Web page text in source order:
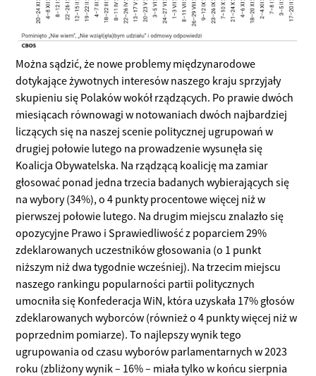
Można sądzić, że nowe problemy międzynarodowe
dotykające żywotnych interesów naszego kraju sprzyjały
skupieniu się Polaków wokół rządzących. Po prawie dwóch
miesiącach równowagi w notowaniach dwóch najbardziej
liczących się na naszej scenie politycznej ugrupowań w
drugiej połowie lutego na prowadzenie wysunęła się
Koalicja Obywatelska. Na rządzącą koalicję ma zamiar
głosować ponad jedna trzecia badanych wybierających się
na wybory (34%), o 4 punkty procentowe więcej niż w
pierwszej połowie lutego. Na drugim miejscu znalazło się
opozycyjne Prawo i Sprawiedliwość z poparciem 29%
zdeklarowanych uczestników głosowania (o 1 punkt
niższym niż dwa tygodnie wcześniej). Na trzecim miejscu
naszego rankingu popularności partii politycznych
umocniła się Konfederacja WiN, która uzyskała 17% głosów
zdeklarowanych wyborców (również o 4 punkty więcej niż w
poprzednim pomiarze). To najlepszy wynik tego
ugrupowania od czasu wyborów parlamentarnych w 2023
roku (zbliżony wynik – 16% – miała tylko w końcu sierpnia